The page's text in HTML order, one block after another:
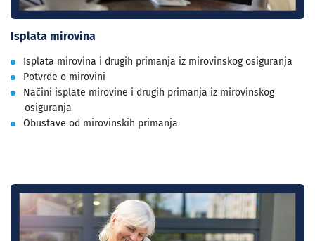
Isplata mirovina
Isplata mirovina i drugih primanja iz mirovinskog osiguranja
Potvrde o mirovini
Načini isplate mirovine i drugih primanja iz mirovinskog
osiguranja
Obustave od mirovinskih primanja